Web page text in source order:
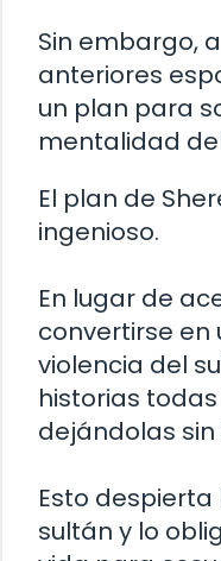
Sin embargo,
anteriores
un plan para
mentalidad
El plan de
ingenioso.
En lugar de
convertirse en
violencia del
historias
dejándolas
Esto
sultán y lo